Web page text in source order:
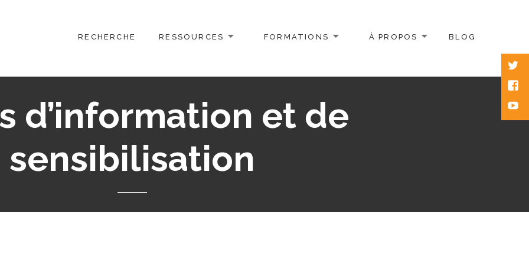
RECHERCHE RESSOURCES FORMATIONS À PROPOS BLOG
d’information et de
sensibilisation